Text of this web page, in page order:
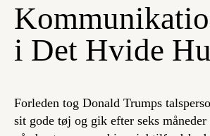
Søg
Min side
Log ind
i Det Hvide
Forleden tog Donald Trumps
sit gode tøj og gik efter seks